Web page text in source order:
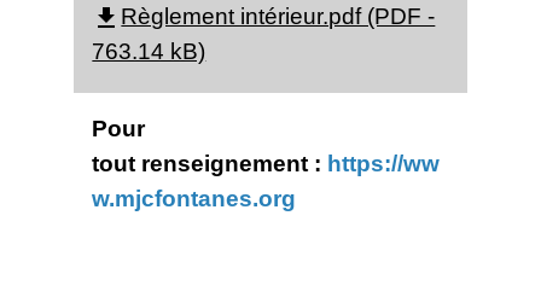
file_download Règlement intérieur.pdf (PDF -
763.14 kB)
Pour
tout renseignement : https://ww
w.mjcfontanes.org